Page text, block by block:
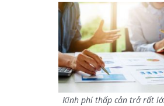
Kinh phí thấp cản trở rất